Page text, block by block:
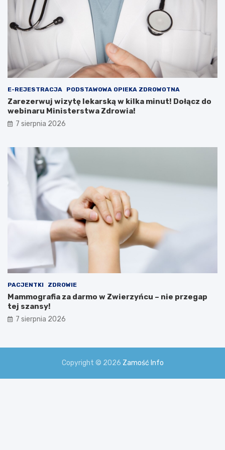
E-REJESTRACJA PODSTAWOWA OPIEKA ZDROWOTNA
Zarezerwuj wizytę lekarską w kilka minut! Dołącz do
webinaru Ministerstwa Zdrowia!
7 sierpnia 2026
PACJENTKI ZDROWIE
Mammografia za darmo w Zwierzyńcu – nie przegap
tej szansy!
7 sierpnia 2026
Copyright © 2026 Zamość Info